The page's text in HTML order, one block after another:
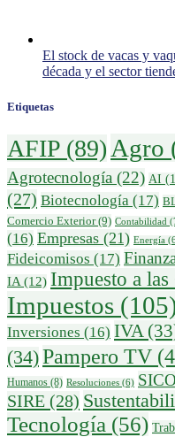
El stock de vacas y
década y el sector
Etiquetas
AFIP (89) Agro
Agrotecnología (22) AI
(27) Biotecnología (17)
Comercio Exterior(9) Contabilidad
(16) Empresas (21) Energía
Fideicomisos (17)
IA (12) Impuesto a las
Impuestos
Inversiones (16) IVA
(34)Pampero TV
Humanos (8) Resoluciones (6)
SIRE (28)
Tecnología (56)